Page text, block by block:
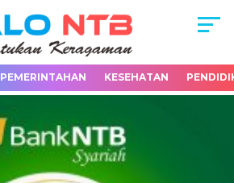
PEMERINTAHAN KESEHATAN